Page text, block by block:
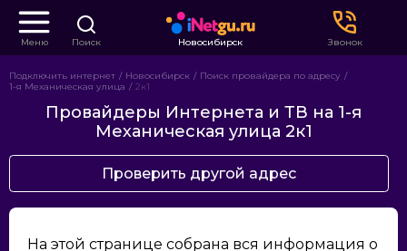
Меню Поиск Новосибирск Звонок
Подключить интернет Новосибирск
Поиск провайдера по адресу
1-я Механическая улица
2к1
Провайдеры Интернета и ТВ на 1-я
Механическая улица 2к1
Проверить другой адрес
На этой странице собрана вся информация о